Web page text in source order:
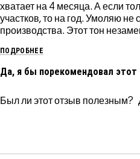
хватает на 4 месяца. А если
участков, то на год. Умоляю не
производства. Этот тон
ПОДРОБНЕЕ
Да, я бы порекомендовал этот
Был ли этот отзыв полезным?